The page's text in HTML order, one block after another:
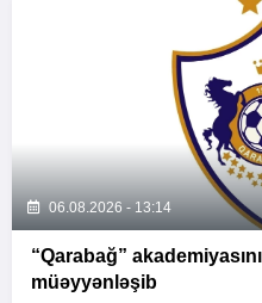
06.08.2026 - 13:14
“Qarabağ”
müəyyənləşib